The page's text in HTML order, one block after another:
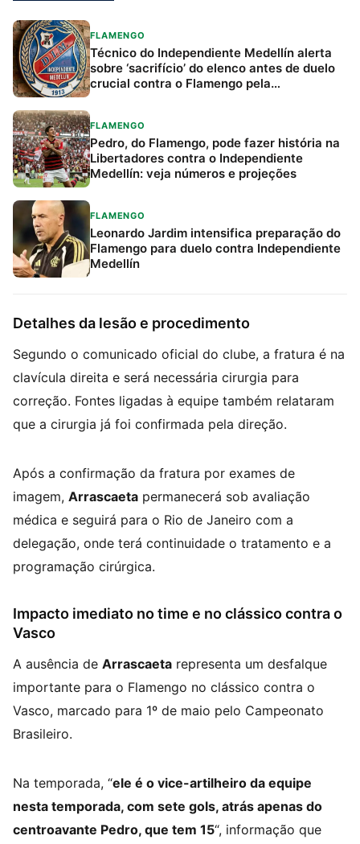
FLAMENGO
Técnico do Independiente Medellín alerta
sobre ‘sacrifício’ do elenco antes de duelo
crucial contra o Flamengo pela
FLAMENGO
Pedro, do Flamengo, pode fazer história na
Libertadores contra o Independiente
Medellín: veja números e projeções
FLAMENGO
Leonardo Jardim intensifica preparação do
Flamengo para duelo contra Independiente
Medellín
Detalhes da lesão e procedimento
Segundo o comunicado oficial do clube, a fratura é na
clavícula direita e será necessária cirurgia para
correção. Fontes ligadas à equipe também relataram
que a cirurgia já foi confirmada pela direção.
Após a confirmação da fratura por exames de
imagem, Arrascaeta permanecerá sob avaliação
médica e seguirá para o Rio de Janeiro com a
delegação, onde terá continuidade o tratamento e a
programação cirúrgica.
Impacto imediato no time e no clássico contra o
Vasco
A ausência de Arrascaeta representa um desfalque
importante para o Flamengo no clássico contra o
Vasco, marcado para 1º de maio pelo Campeonato
Brasileiro.
Na temporada, “ele é o vice-artilheiro da equipe
nesta temporada, com sete gols, atrás apenas do
centroavante Pedro, que tem 15“, informação que